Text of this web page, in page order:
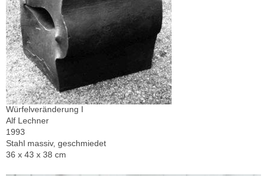
Würfelveränderung I
Alf Lechner
1993
Stahl massiv, geschmiedet
36 x 43 x 38 cm